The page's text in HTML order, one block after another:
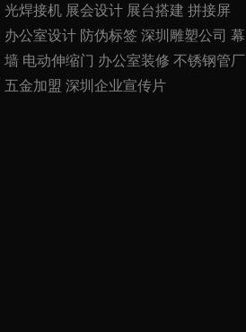
光焊接机 展会设计 展台搭建 拼接屏
办公室设计 防伪标签 深圳雕塑公司 幕
墙 电动伸缩门 办公室装修 不锈钢管厂
五金加盟 深圳企业宣传片